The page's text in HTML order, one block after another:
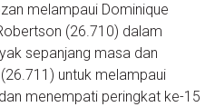
melampaui Dominique
(26.710) dalam
sepanjang masa dan
untuk melampaui
menempati peringkat ke-15